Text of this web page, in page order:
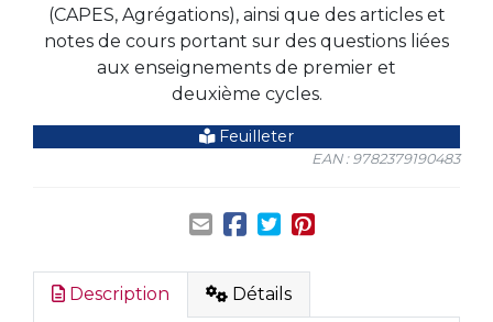
(CAPES, Agrégations), ainsi que des articles et
notes de cours portant sur des questions liées
aux enseignements de premier et
deuxième cycles.
Feuilleter
EAN : 9782379190483
Description Détails